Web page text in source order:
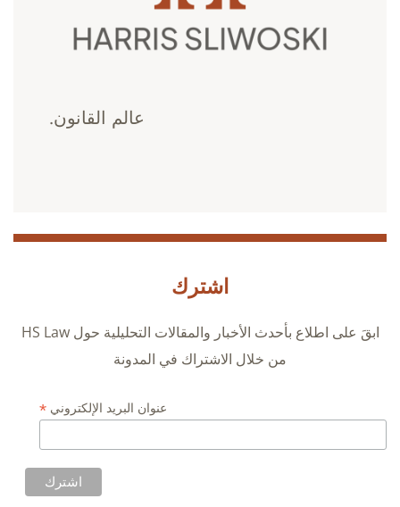
عالم القانون.
اشترك
ابقَ على اطلاع بأحدث الأخبار والمقالات التحليلية حول HS Law
من خلال الاشتراك في المدونة
عنوان البريد الإلكتروني*